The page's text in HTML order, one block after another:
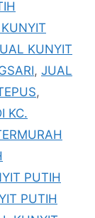
KUNYIT
, JUAL
,
KC.
PUTIH
PUTIH